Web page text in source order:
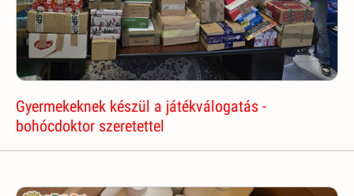
Gyermekeknek készül a játékválogatás -
bohócdoktor szeretettel